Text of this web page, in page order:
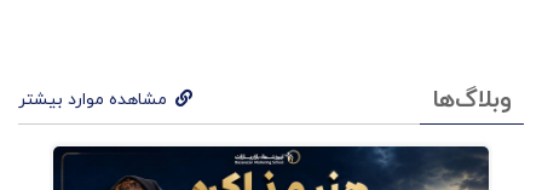
وبلاگ‌ها مشاهده موارد بیشتر